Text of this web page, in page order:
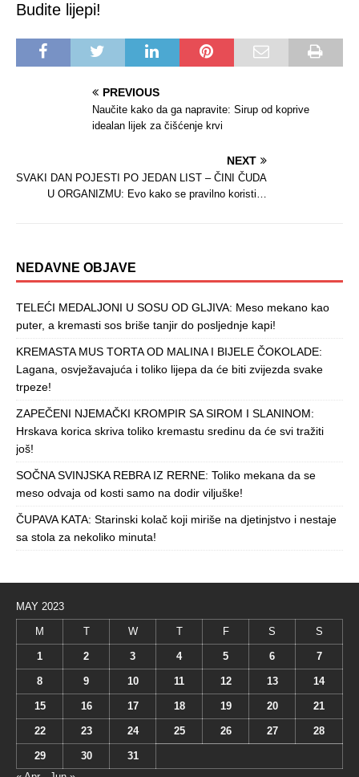
Budite lijepi!
PREVIOUS
Naučite kako da ga napravite: Sirup od koprive
idealan lijek za čišćenje krvi
NEXT
SVAKI DAN POJESTI PO JEDAN LIST – ČINI ČUDA
U ORGANIZMU: Evo kako se pravilno koristi…
NEDAVNE OBJAVE
TELEĆI MEDALJONI U SOSU OD GLJIVA: Meso mekano kao
puter, a kremasti sos briše tanjir do posljednje kapi!
KREMASTA MUS TORTA OD MALINA I BIJELE ČOKOLADE:
Lagana, osvježavajuća i toliko lijepa da će biti zvijezda svake
trpeze!
ZAPEČENI NJEMAČKI KROMPIR SA SIROM I SLANINOM:
Hrskava korica skriva toliko kremastu sredinu da će svi tražiti
još!
SOČNA SVINJSKA REBRA IZ RERNE: Toliko mekana da se
meso odvaja od kosti samo na dodir viljuške!
ČUPAVA KATA: Starinski kolač koji miriše na djetinjstvo i nestaje
sa stola za nekoliko minuta!
MAY 2023
M T W T F S S
1 2 3 4 5 6 7
8 9 10 11 12 13 14
15 16 17 18 19 20 21
22 23 24 25 26 27 28
29 30
31